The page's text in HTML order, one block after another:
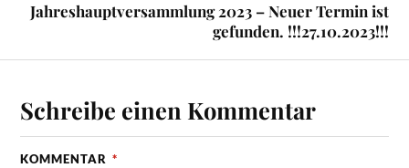
Jahreshauptversammlung 2023 – Neuer Termin ist
gefunden. !!!27.10.2023!!!
Schreibe einen Kommentar
KOMMENTAR *